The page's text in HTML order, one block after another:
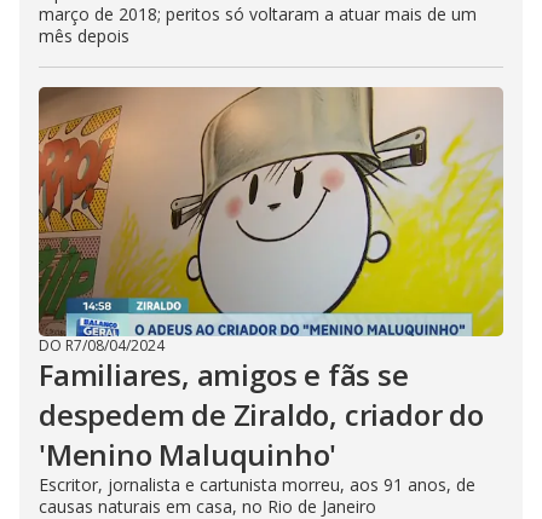
março de 2018; peritos só voltaram a atuar mais de um
mês depois
DO R7/08/04/2024
Familiares, amigos e fãs se
despedem de Ziraldo, criador do
'Menino Maluquinho'
Escritor, jornalista e cartunista morreu, aos 91 anos, de
causas naturais em casa, no Rio de Janeiro